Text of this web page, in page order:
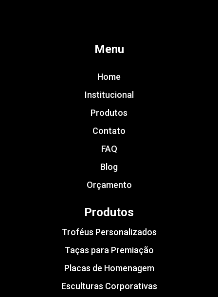
Menu
Home
Institucional
Produtos
Contato
FAQ
Blog
Orçamento
Produtos
Troféus Personalizados
Taças para Premiação
Placas de Homenagem
Esculturas Corporativas